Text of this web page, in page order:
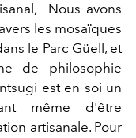
Nous avons
les mosaïques
le Parc Güell, et
de philosophie
est en soi un
même d'être
artisanale. Pour